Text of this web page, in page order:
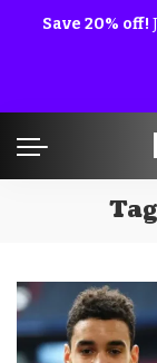
Save 20% off!